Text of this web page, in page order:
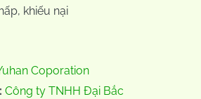
khiếu nại
Coporation
Công ty TNHH Đại Bắc